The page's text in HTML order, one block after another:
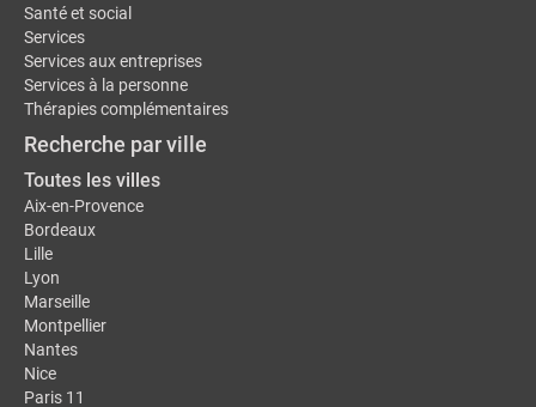
Santé et social
Services
Services aux entreprises
Services à la personne
Thérapies complémentaires
Recherche par ville
Toutes les villes
Aix-en-Provence
Bordeaux
Lille
Lyon
Marseille
Montpellier
Nantes
Nice
Paris 11